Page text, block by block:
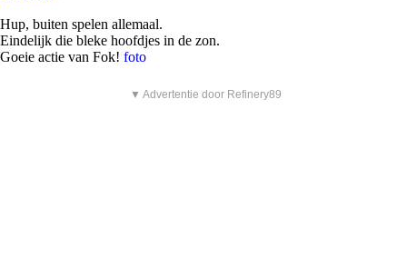
Hup, buiten spelen allemaal.
Eindelijk die bleke hoofdjes in de zon.
Goeie actie van Fok! foto
▼ Advertentie door Refinery89